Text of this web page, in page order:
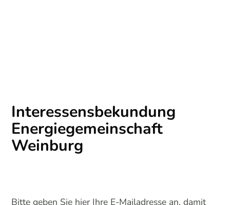
Interessensbekundung
Energiegemeinschaft
Weinburg
Bitte geben Sie hier Ihre E-Mailadresse an, damit